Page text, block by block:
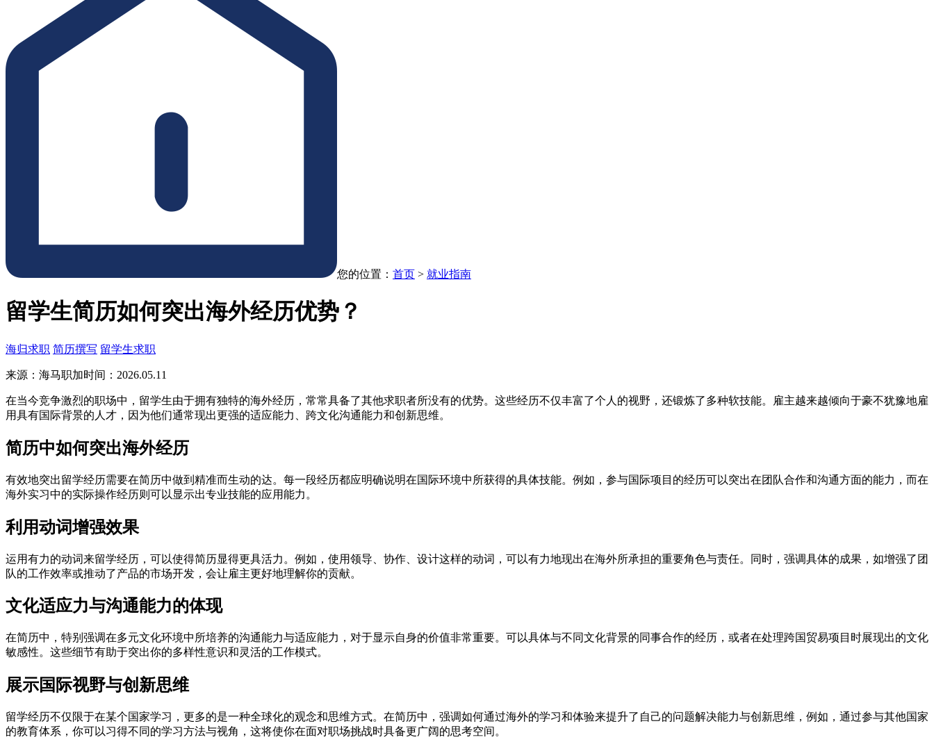
您的位置： 首页 > 就业指南
留学生简历如何突出海外经历优势？
海归求职 简历撰写 留学生求职
来源：海马职加时间：2026.05.11
在当今竞争激烈的职场中，留学生由于拥有独特的海外经历，常常具备了其他求职者所没有的优势。这些经历不仅丰富了个人的视野，还锻炼了多种软技能。雇主越来越倾向于豪不犹豫地雇
用具有国际背景的人才，因为他们通常现出更强的适应能力、跨文化沟通能力和创新思维。
简历中如何突出海外经历
有效地突出留学经历需要在简历中做到精准而生动的达。每一段经历都应明确说明在国际环境中所获得的具体技能。例如，参与国际项目的经历可以突出在团队合作和沟通方面的能力，而在
海外实习中的实际操作经历则可以显示出专业技能的应用能力。
利用动词增强效果
运用有力的动词来留学经历，可以使得简历显得更具活力。例如，使用领导、协作、设计这样的动词，可以有力地现出在海外所承担的重要角色与责任。同时，强调具体的成果，如增强了团
队的工作效率或推动了产品的市场开发，会让雇主更好地理解你的贡献。
文化适应力与沟通能力的体现
在简历中，特别强调在多元文化环境中所培养的沟通能力与适应能力，对于显示自身的价值非常重要。可以具体与不同文化背景的同事合作的经历，或者在处理跨国贸易项目时展现出的文化
敏感性。这些细节有助于突出你的多样性意识和灵活的工作模式。
展示国际视野与创新思维
留学经历不仅限于在某个国家学习，更多的是一种全球化的观念和思维方式。在简历中，强调如何通过海外的学习和体验来提升了自己的问题解决能力与创新思维，例如，通过参与其他国家
的教育体系，你可以习得不同的学习方法与视角，这将使你在面对职场挑战时具备更广阔的思考空间。